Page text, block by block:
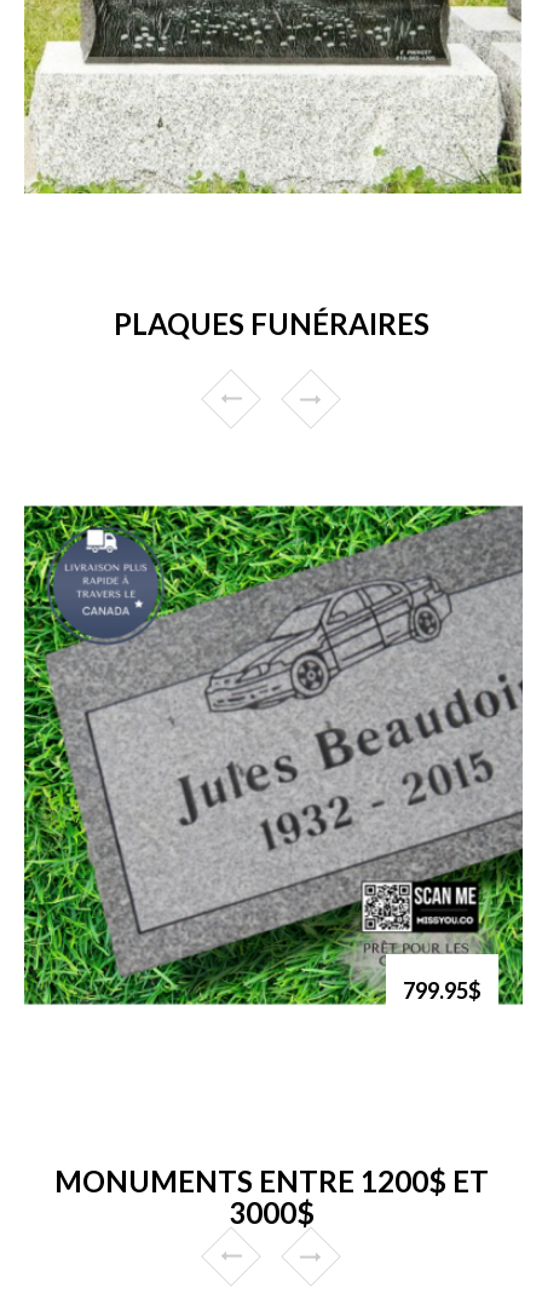
PLAQUES FUNÉRAIRES
799.95$
MONUMENTS ENTRE 1200$ ET
3000$